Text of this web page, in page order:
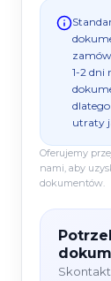
1-2 dni
utraty
Oferujemy
nami, aby
dokumentów.